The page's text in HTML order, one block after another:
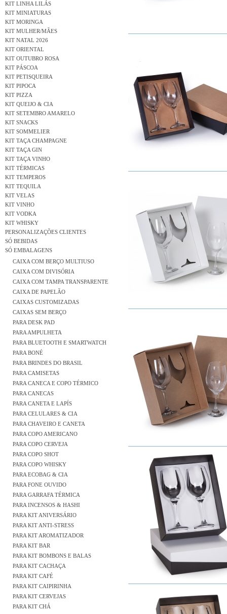
KIT LINHA LILÁS
KIT MINIATURAS
KIT MORINGA
KIT MULHER/MÃES
KIT NATAL 2026
KIT ORIENTAL
KIT OUTUBRO ROSA
KIT PÁSCOA
KIT PETISQUEIRA
KIT PIPOCA
KIT PIZZA
KIT QUEIJO & CIA
KIT SETEMBRO AMARELO
KIT SNACKS
KIT SOMMELIER
KIT TAÇA CHAMPAGNE
KIT TAÇA GIN
KIT TAÇA VINHO
KIT TÉRMICAS
KIT TEMPEROS
KIT TEQUILA
KIT VELAS
KIT VINHO
KIT VODKA
KIT WHISKY
PERSONALIZAÇÕES CLIENTES
SÓ BEBIDAS
SÓ EMBALAGENS
CAIXA COM BERÇO MULTIUSO
CAIXA COM DIVISÓRIA
CAIXA COM TAMPA TRANSPARENTE
CAIXA DE PAPELÃO
CAIXAS CUSTOMIZADAS
CAIXAS SEM BERÇO
PARA DESK PAD
PARA AMPULHETA
PARA BLUETOOTH E SMARTWATCH
PARA BONÉ
PARA BRINDES DO BRASIL
PARA CAMISETAS
PARA CANECA E COPO TÉRMICO
PARA CANECAS
PARA CANETA E LAPÍS
PARA CELULARES & CIA
PARA CHAVEIRO E CANETA
PARA COPO AMERICANO
PARA COPO CERVEJA
PARA COPO SHOT
PARA COPO WHISKY
PARA ECOBAG & CIA
PARA FONE OUVIDO
PARA GARRAFA TÉRMICA
PARA INCENSOS & HASHI
PARA KIT ANIVERSÁRIO
PARA KIT ANTI-STRESS
PARA KIT AROMATIZADOR
PARA KIT BAR
PARA KIT BOMBONS E BALAS
PARA KIT CACHAÇA
PARA KIT CAFÉ
PARA KIT CAIPIRINHA
PARA KIT CERVEJAS
PARA KIT CHÁ